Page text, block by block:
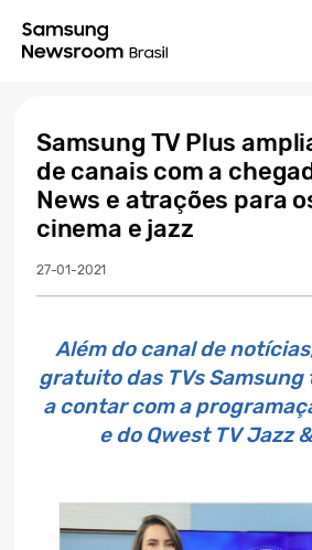
Samsung TV Plus
de canais com a
News e atrações para
cinema e jazz
27-01-2021
Além do canal de
gratuito das TVs Samsung
a contar com a
e do Qwest TV Jazz